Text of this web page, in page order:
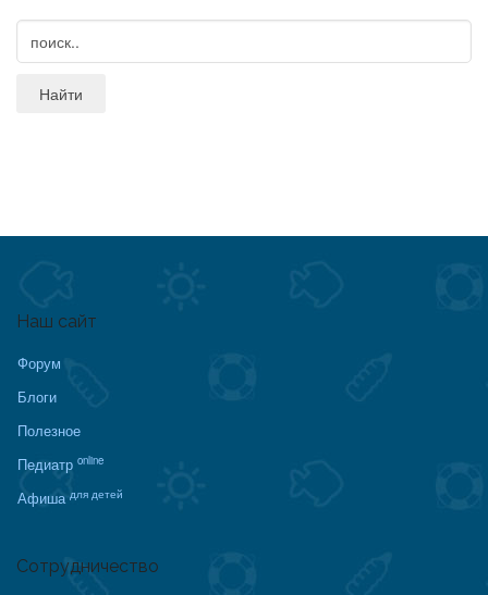
Наш сайт
Форум
Блоги
Полезное
Педиатр online
Афиша для детей
Сотрудничество